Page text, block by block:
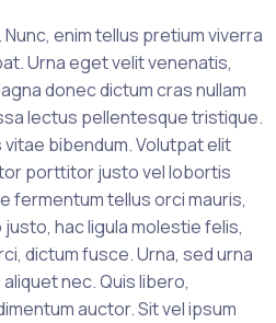
enim tellus pretium viverra
Urna eget velit venenatis,
donec dictum cras nullam
lectus pellentesque tristique.
bibendum. Volutpat elit
porttitor justo vel lobortis
fermentum tellus orci mauris,
hac ligula molestie felis,
dictum fusce. Urna, sed urna
nec. Quis libero,
auctor. Sit vel ipsum